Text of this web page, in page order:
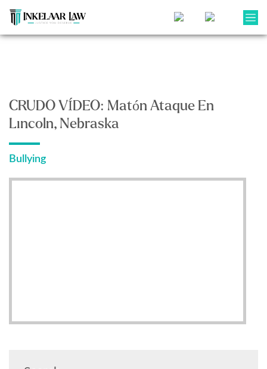
CRUDO VÍDEO: Matón Ataque En
Lincoln, Nebraska
Bullying